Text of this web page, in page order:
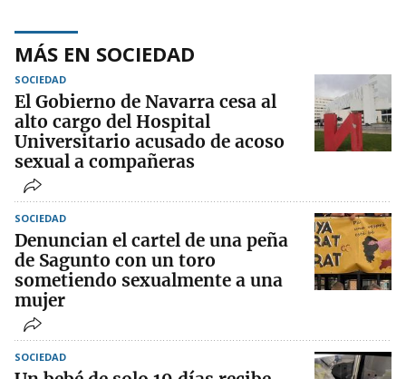
MÁS EN SOCIEDAD
SOCIEDAD
El Gobierno de Navarra cesa al
alto cargo del Hospital
Universitario acusado de acoso
sexual a compañeras
SOCIEDAD
Denuncian el cartel de una peña
de Sagunto con un toro
sometiendo sexualmente a una
mujer
SOCIEDAD